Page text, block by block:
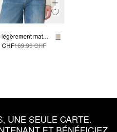
Veste légèrement matelassée avec ourlets élastiques
CHF169.90 CHF
UNE SEULE CARTE.